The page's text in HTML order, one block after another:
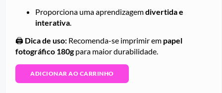
Proporciona uma aprendizagemdivertida e
interativa.
🖨️ Dica de uso: Recomenda-se imprimir em papel
fotográfico 180gpara maior durabilidade.
ADICIONAR AO CARRINHO